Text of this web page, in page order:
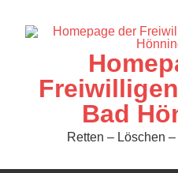
springen
Bad
Retten – Löschen